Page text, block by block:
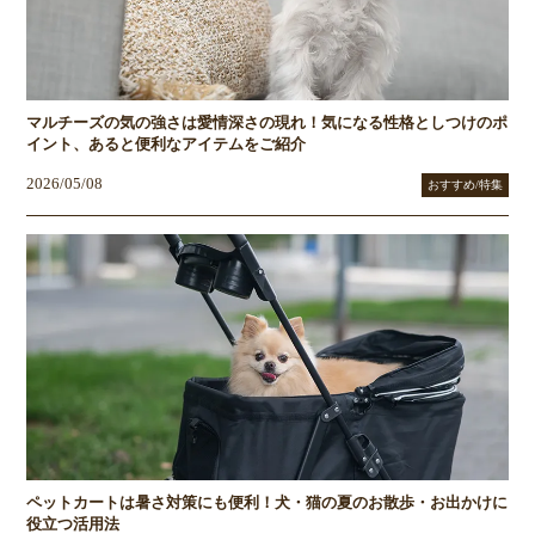
マルチーズの気の強さは愛情深さの現れ！気になる性格としつけのポ
イント、あると便利なアイテムをご紹介
2026/05/08 おすすめ/特集
ペットカートは暑さ対策にも便利！犬・猫の夏のお散歩・お出かけに
役立つ活用法